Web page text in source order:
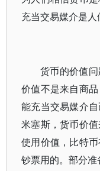
充当交易媒介是人
货币的价值
价值不是来自商
能充当交易媒介自
米塞斯，货币价
使用价值，比特
钞票用的。部分准